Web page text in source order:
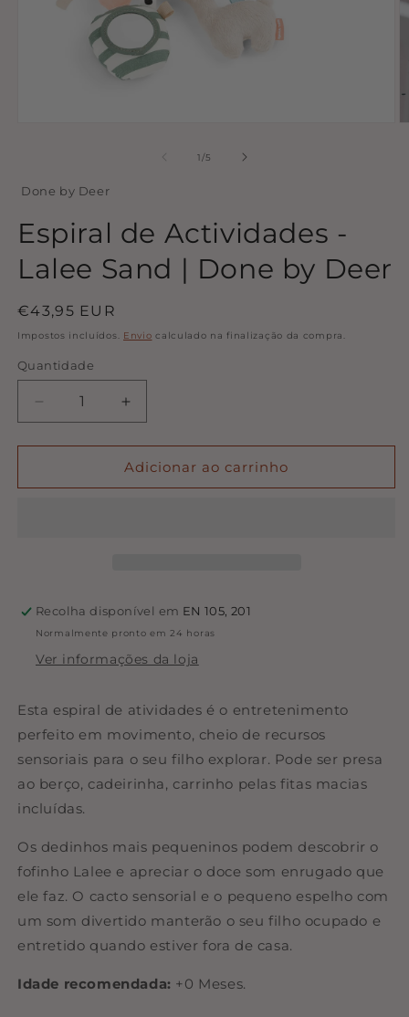
modal
1/de
5
Done by Deer
Espiral de Actividades -
Lalee Sand | Done by Deer
Preço
normal
€43,95 EUR
Impostos incluídos. Envio calculado na finalização da compra.
Quantidade
Quantidade
Diminuir
a
quantidade
Espiral
Done
by
Deer
Aumentar
a
quantidade
de
Espiral
Done
by
Deer
Adicionar ao carrinho
Recolha disponível em EN 105, 201
Normalmente pronto em 24 horas
Ver informações da loja
Esta espiral de atividades é o entretenimento
perfeito em movimento, cheio de recursos
sensoriais para o seu filho explorar. Pode ser presa
ao berço, cadeirinha, carrinho pelas fitas macias
incluídas.
Os dedinhos mais pequeninos podem descobrir o
fofinho Lalee e apreciar o doce som enrugado que
ele faz. O cacto sensorial e o pequeno espelho com
um som divertido manterão o seu filho ocupado e
entretido quando estiver fora de casa.
Idade recomendada: +0 Meses.